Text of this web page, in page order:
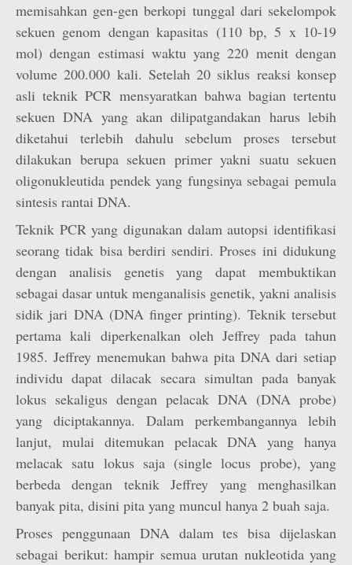
memisahkan gen-gen berkopi tunggal dari sekelompok
sekuen genom dengan kapasitas (110 bp, 5 x 10-19
mol) dengan estimasi waktu yang 220 menit dengan
volume 200.000 kali. Setelah 20 siklus reaksi konsep
asli teknik PCR mensyaratkan bahwa bagian tertentu
sekuen DNA yang akan dilipatgandakan harus lebih
diketahui terlebih dahulu sebelum proses tersebut
dilakukan berupa sekuen primer yakni suatu sekuen
oligonukleutida pendek yang fungsinya sebagai pemula
sintesis rantai DNA.
Teknik PCR yang digunakan dalam autopsi identifikasi
seorang tidak bisa berdiri sendiri. Proses ini didukung
dengan analisis genetis yang dapat membuktikan
sebagai dasar untuk menganalisis genetik, yakni analisis
sidik jari DNA (DNA finger printing). Teknik tersebut
pertama kali diperkenalkan oleh Jeffrey pada tahun
1985. Jeffrey menemukan bahwa pita DNA dari setiap
individu dapat dilacak secara simultan pada banyak
lokus sekaligus dengan pelacak DNA (DNA probe)
yang diciptakannya. Dalam perkembangannya lebih
lanjut, mulai ditemukan pelacak DNA yang hanya
melacak satu lokus saja (single locus probe), yang
berbeda dengan teknik Jeffrey yang menghasilkan
banyak pita, disini pita yang muncul hanya 2 buah saja.
Proses penggunaan DNA dalam tes bisa dijelaskan
sebagai berikut: hampir semua urutan nukleotida yang